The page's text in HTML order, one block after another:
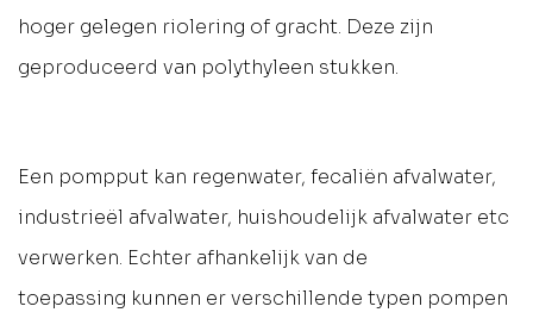
hoger gelegen riolering of gracht. Deze zijn
geproduceerd van polythyleen stukken.
Een pompput kan regenwater, fecaliën afvalwater,
industrieël afvalwater, huishoudelijk afvalwater etc
verwerken. Echter afhankelijk van de
toepassing kunnen er verschillende typen pompen